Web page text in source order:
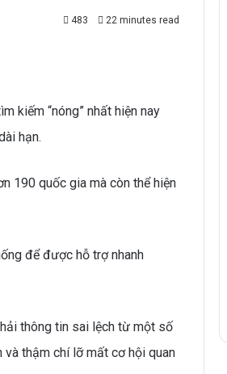
483 22 minutes read
kiếm “nóng” nhất hiện nay
hạn.
190 quốc gia mà còn thể hiện
để được hỗ trợ nhanh
thông tin sai lệch từ một số
thậm chí lỡ mất cơ hội quan